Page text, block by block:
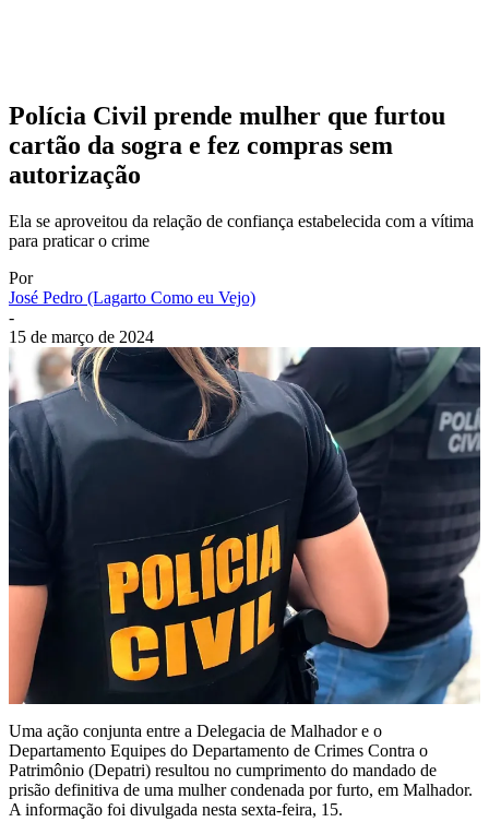
Polícia Civil prende mulher que furtou
cartão da sogra e fez compras sem
autorização
Ela se aproveitou da relação de confiança estabelecida com a vítima
para praticar o crime
Por
José Pedro (Lagarto Como eu Vejo)
-
15 de março de 2024
Uma ação conjunta entre a Delegacia de Malhador e o
Departamento Equipes do Departamento de Crimes Contra o
Patrimônio (Depatri) resultou no cumprimento do mandado de
prisão definitiva de uma mulher condenada por furto, em Malhador.
A informação foi divulgada nesta sexta-feira, 15.